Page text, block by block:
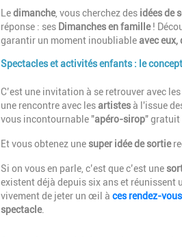
Introduction
Ledimanche, vous cherchez des idées de
réponse : ses Dimanches en famille!
garantir un moment inoubliableavec
Paragraphes
Spectacles et activités enfants : le
Description
C’est une invitation à se retrouver avec
une rencontre avec lesartistesà l'issue
vous incontournable "apéro-sirop" gratuit
Et vous obtenez unesuper idée de sortie
Si on vous en parle, c’est que c’est une
existent déjà depuis six ans et réunissent
vivement de jeter un œil à ces rendez-
spectacle.